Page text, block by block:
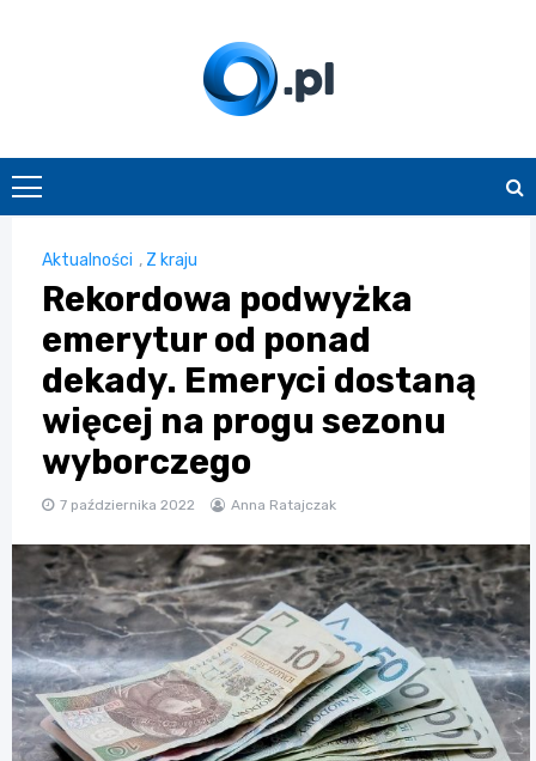
O.pl
Aktualności , Z kraju
Rekordowa podwyżka
emerytur od ponad
dekady. Emeryci dostaną
więcej na progu sezonu
wyborczego
7 października 2022 Anna Ratajczak